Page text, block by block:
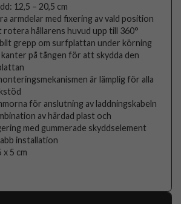
12,5 – 20,5 cm
armdelar med fixering av vald position
hållarens huvud upp till 360°
grepp om surfplattan under körning
kanter på tången för att skydda den
är lämplig för alla
för anslutning av laddningskabeln
av härdad plast och
med gummerade skyddselement
installation
x 5 cm